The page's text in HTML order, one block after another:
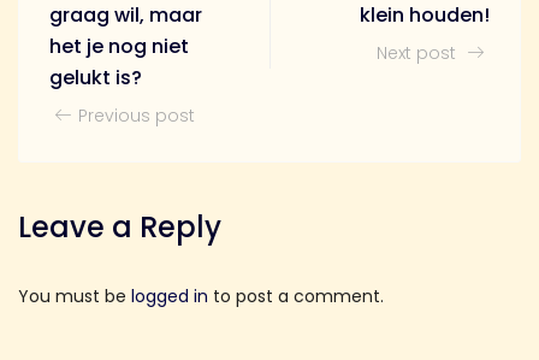
graag wil, maar
het je nog niet
gelukt is?
Previous post
klein houden!
Next post
Leave a Reply
You must be logged in to post a comment.